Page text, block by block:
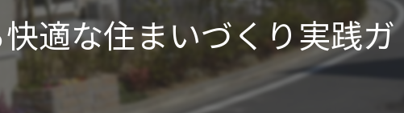
エクステリア
外壁塗装
適な住まいづくり実践ガ